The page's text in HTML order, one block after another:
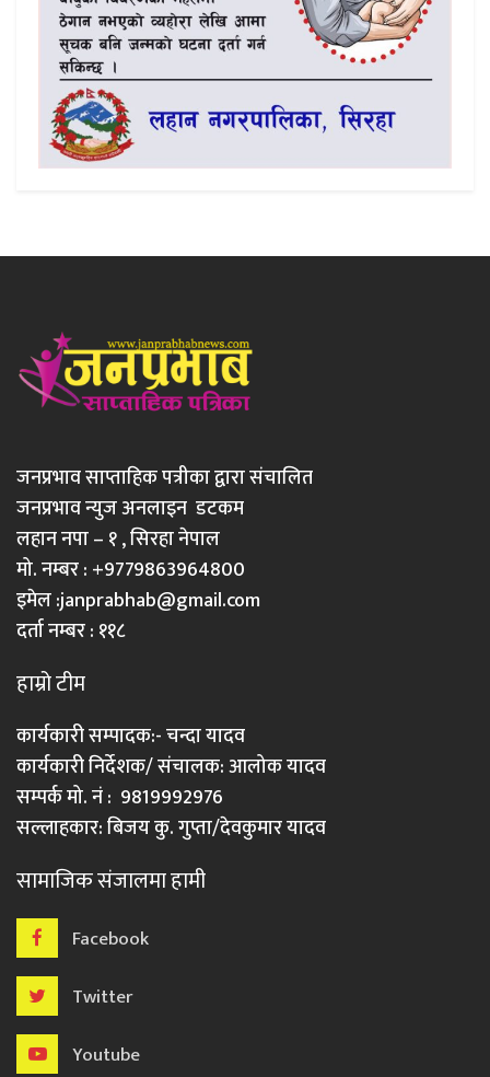
जनप्रभाव साप्ताहिक पत्रीका द्वारा संचालित
जनप्रभाव न्युज अनलाइन डटकम
लहान नपा – १ , सिरहा नेपाल
मो. नम्बर : +9779863964800
इमेल :janprabhab@gmail.com
दर्ता नम्बर : ११८
हाम्रो टीम
कार्यकारी सम्पादक:- चन्दा यादव
कार्यकारी निर्देशक/ संचालक: आलोक यादव
सम्पर्क मो. नं : 9819992976
सल्लाहकार: बिजय कु. गुप्ता/देवकुमार यादव
सामाजिक संजालमा हामी
Facebook
Twitter
Youtube